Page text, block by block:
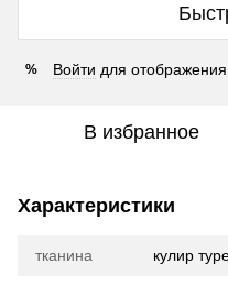
% Войти для отображения
В избранное
Характеристики
тканина кулир